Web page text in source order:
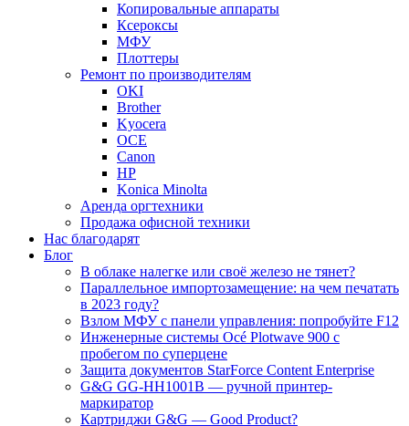
Копировальные аппараты
Ксероксы
МФУ
Плоттеры
Ремонт по производителям
OKI
Brother
Kyocera
OCE
Canon
HP
Konica Minolta
Аренда оргтехники
Продажа офисной техники
Нас благодарят
Блог
В облаке налегке или своё железо не тянет?
Параллельное импортозамещение: на чем печатать
в 2023 году?
Взлом МФУ с панели управления: попробуйте F12
Инженерные системы Océ Plotwave 900 с
пробегом по суперцене
Защита документов StarForce Content Enterprise
G&G GG-HH1001B — ручной принтер-
маркиратор
Картриджи G&G — Good Product?